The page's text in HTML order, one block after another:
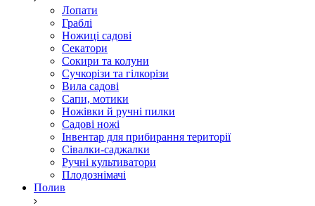
Лопати
Граблі
Ножиці садові
Секатори
Сокири та колуни
Сучкорізи та гілкорізи
Вила садові
Сапи, мотики
Ножівки й ручні пилки
Садові ножі
Інвентар для прибирання території
Сівалки-саджалки
Ручні культиватори
Плодознімачі
Полив